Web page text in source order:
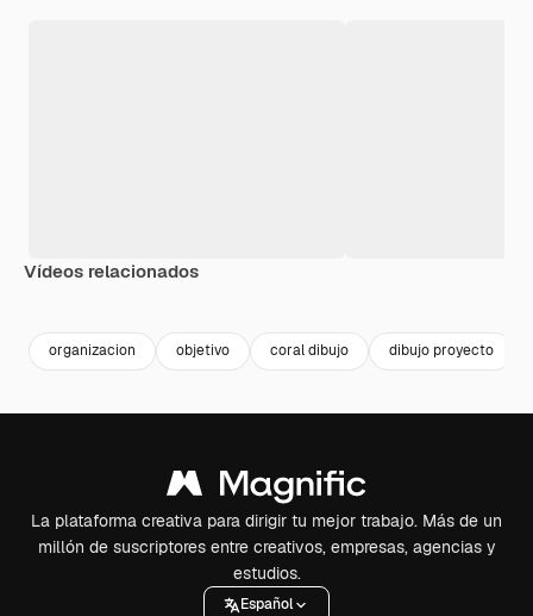
Vídeos relacionados
organizacion objetivo coral dibujo dibujo proyecto
La plataforma creativa para dirigir tu mejor trabajo. Más de un
millón de suscriptores entre creativos, empresas, agencias y
estudios.
Español